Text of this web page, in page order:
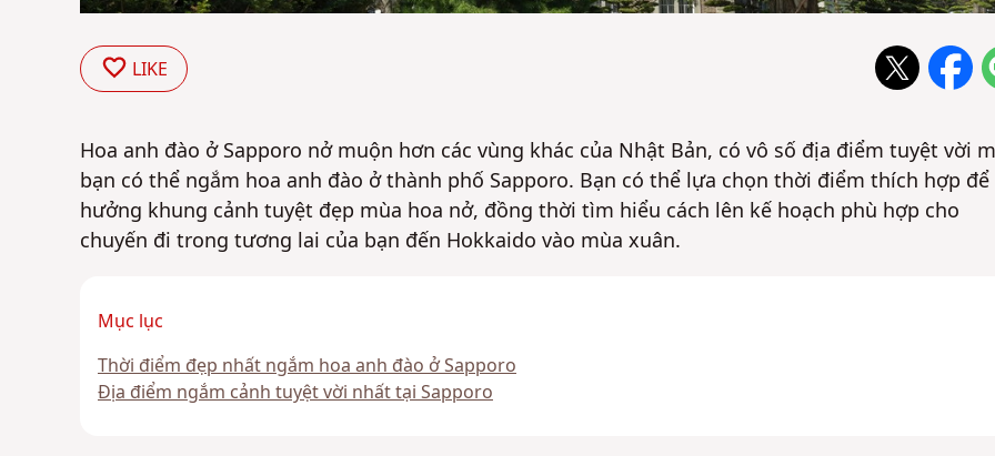
LIKE
Hoa anh đào ở Sapporo nở muộn hơn các vùng khác của Nhật Bản, có vô số địa điểm tuyệt vời
bạn có thể ngắm hoa anh đào ở thành phố Sapporo. Bạn có thể lựa chọn thời điểm thích hợp
hưởng khung cảnh tuyệt đẹp mùa hoa nở, đồng thời tìm hiểu cách lên kế hoạch phù hợp cho
chuyến đi trong tương lai của bạn đến Hokkaido vào mùa xuân.
Mục lục
Thời điểm đẹp nhất ngắm hoa anh đào ở Sapporo
Địa điểm ngắm cảnh tuyệt vời nhất tại Sapporo